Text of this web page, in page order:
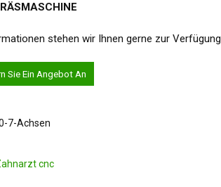
stehen wir Ihnen gerne zur Verfügung.
Sie Ein Angebot An
7-Achsen
cnc